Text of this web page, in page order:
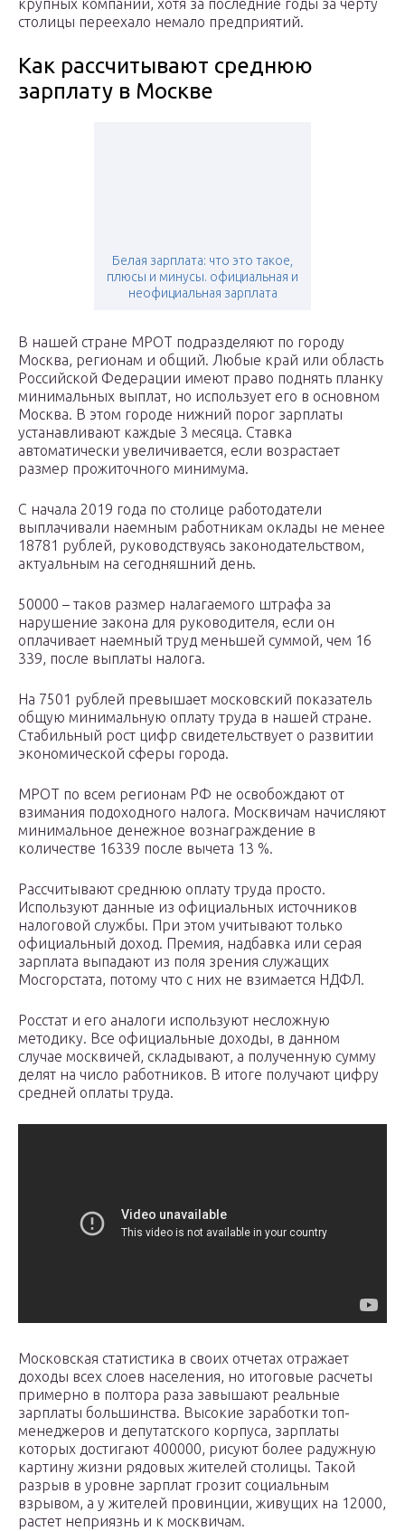
крупных компаний, хотя за последние годы за черту
столицы переехало немало предприятий.
Как рассчитывают среднюю
зарплату в Москве
Белая зарплата: что это такое,
плюсы и минусы. официальная и
неофициальная зарплата
В нашей стране МРОТ подразделяют по городу
Москва, регионам и общий. Любые край или область
Российской Федерации имеют право поднять планку
минимальных выплат, но использует его в основном
Москва. В этом городе нижний порог зарплаты
устанавливают каждые 3 месяца. Ставка
автоматически увеличивается, если возрастает
размер прожиточного минимума.
С начала 2019 года по столице работодатели
выплачивали наемным работникам оклады не менее
18781 рублей, руководствуясь законодательством,
актуальным на сегодняшний день.
50000 – таков размер налагаемого штрафа за
нарушение закона для руководителя, если он
оплачивает наемный труд меньшей суммой, чем 16
339, после выплаты налога.
На 7501 рублей превышает московский показатель
общую минимальную оплату труда в нашей стране.
Стабильный рост цифр свидетельствует о развитии
экономической сферы города.
МРОТ по всем регионам РФ не освобождают от
взимания подоходного налога. Москвичам начисляют
минимальное денежное вознаграждение в
количестве 16339 после вычета 13 %.
Рассчитывают среднюю оплату труда просто.
Используют данные из официальных источников
налоговой службы. При этом учитывают только
официальный доход. Премия, надбавка или серая
зарплата выпадают из поля зрения служащих
Мосгорстата, потому что с них не взимается НДФЛ.
Росстат и его аналоги используют несложную
методику. Все официальные доходы, в данном
случае москвичей, складывают, а полученную сумму
делят на число работников. В итоге получают цифру
средней оплаты труда.
Московская статистика в своих отчетах отражает
доходы всех слоев населения, но итоговые расчеты
примерно в полтора раза завышают реальные
зарплаты большинства. Высокие заработки топ-
менеджеров и депутатского корпуса, зарплаты
которых достигают 400000, рисуют более радужную
картину жизни рядовых жителей столицы. Такой
разрыв в уровне зарплат грозит социальным
взрывом, а у жителей провинции, живущих на 12000,
растет неприязнь и к москвичам.